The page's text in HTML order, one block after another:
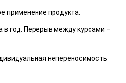
применение продукта.
в год. Перерыв между курсами –
непереносимость